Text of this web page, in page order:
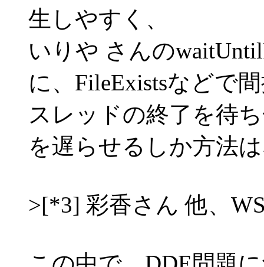
生しやすく、
いりや さんの
に、FileExistsなどで
スレッドの終了を待
を遅らせるしか方法
>[*3] 彩香さん 他、